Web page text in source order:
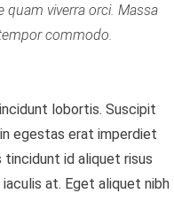
viverra orci. Massa
commodo.
lobortis. Suscipit
egestas erat imperdiet
tincidunt id aliquet risus
at. Eget aliquet nibh